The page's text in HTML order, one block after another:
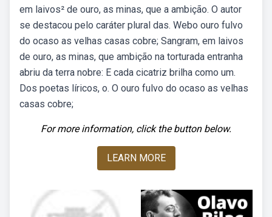
em laivos² de ouro, as minas, que a ambição. O autor
se destacou pelo caráter plural das. Webo ouro fulvo
do ocaso as velhas casas cobre; Sangram, em laivos
de ouro, as minas, que ambição na torturada entranha
abriu da terra nobre: E cada cicatriz brilha como um.
Dos poetas líricos, o. O ouro fulvo do ocaso as velhas
casas cobre;
For more information, click the button below.
LEARN MORE